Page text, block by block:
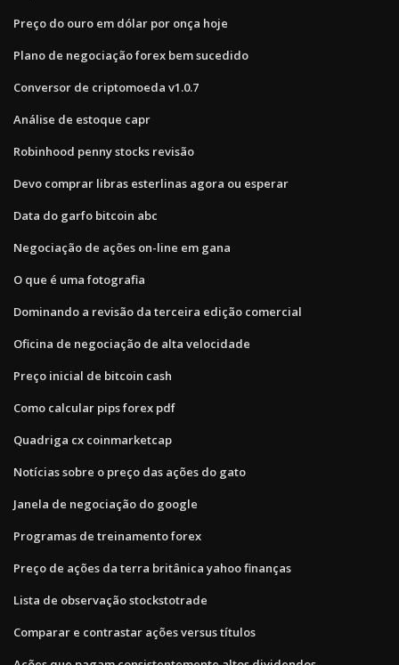
Preço do ouro em dólar por onça hoje
Plano de negociação forex bem sucedido
Conversor de criptomoeda v1.0.7
Análise de estoque capr
Robinhood penny stocks revisão
Devo comprar libras esterlinas agora ou esperar
Data do garfo bitcoin abc
Negociação de ações on-line em gana
O que é uma fotografia
Dominando a revisão da terceira edição comercial
Oficina de negociação de alta velocidade
Preço inicial de bitcoin cash
Como calcular pips forex pdf
Quadriga cx coinmarketcap
Notícias sobre o preço das ações do gato
Janela de negociação do google
Programas de treinamento forex
Preço de ações da terra britânica yahoo finanças
Lista de observação stockstotrade
Comparar e contrastar ações versus títulos